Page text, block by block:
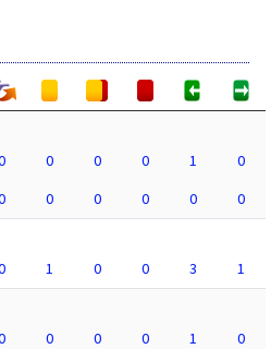
0 0 0 1
0
0 0 0 0
0
1 0 0 3
1
0 0 0 1
0